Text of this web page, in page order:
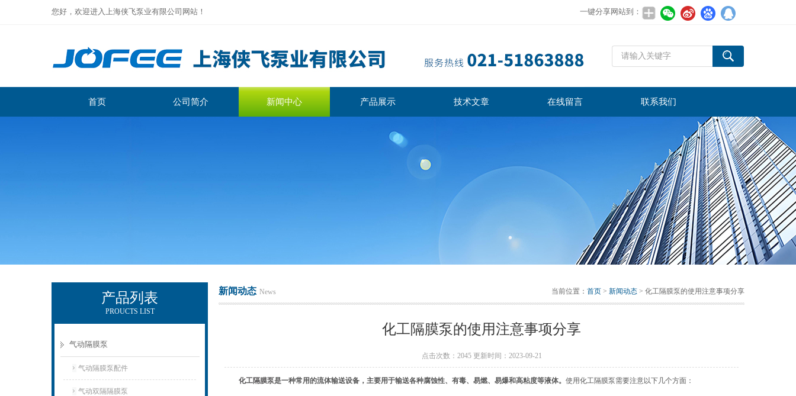
您好，欢迎进入上海侠飞泵业有限公司网站！ 一键分享网站到：
首页 公司简介 新闻中心 产品展示 技术文章 在线留言 联系我们
产品列表
PROUCTS LIST
气动隔膜泵
气动隔膜泵配件
气动双隔隔膜泵
新闻动态 News 当前位置： 首页 > 新闻动态 > 化工隔膜泵的使用注意事项分享
化工隔膜泵的使用注意事项分享
点击次数：2045 更新时间：2023-09-21
化工隔膜泵是一种常用的流体输送设备，主要用于输送各种腐蚀性、有毒、易燃、易爆和高粘度等液体。 使用化工隔膜泵需要注意以下几个方面：